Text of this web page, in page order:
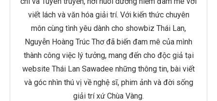
viết lách và văn hóa giải trí. Với kiến thức chuyên
môn cùng tình yêu dành cho showbiz Thái Lan,
Nguyễn Hoàng Trúc Thơ đã biến đam mê của mình
thành công việc lý tưởng, mang đến cho độc giả tại
website Thái Lan Sawadee những thông tin, bài viết
và góc nhìn thú vị về nghệ sĩ, phim ảnh và đời sống
giải trí xứ Chùa Vàng.